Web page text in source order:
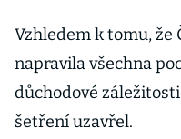
Vzhledem k tomu, že
napravila všechna
důchodové
šetření uzavřel.